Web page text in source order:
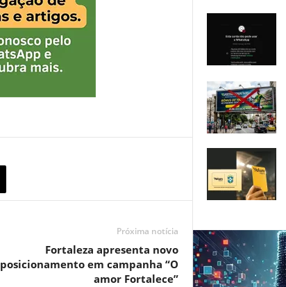
Próxima notícia
Fortaleza apresenta novo
posicionamento em campanha “O
amor Fortalece”